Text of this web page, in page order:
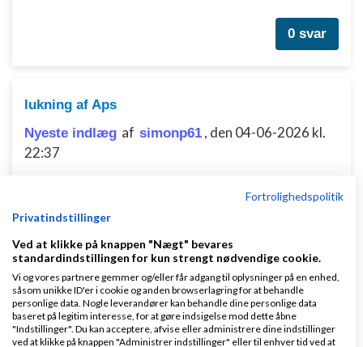
0 svar
lukning af Aps
Nyeste indlæg af simonp61 , den 04-06-2026 kl.
22:37
1 svar
Klar lønnen med Danløn
Lav løn på et øjeblik–nemt, sikkert
Fortrolighedspolitik
Privatindstillinger
Ved at klikke på knappen "Nægt" bevares
standardindstillingen for kun strengt nødvendige cookie.
Vi og vores partnere gemmer og/eller får adgang til oplysninger på en enhed,
såsom unikke ID'er i cookie og anden browserlagring for at behandle
personlige data. Nogle leverandører kan behandle dine personlige data
baseret på legitim interesse, for at gøre indsigelse mod dette åbne
"Indstillinger". Du kan acceptere, afvise eller administrere dine indstillinger
ved at klikke på knappen "Administrer indstillinger" eller til enhver tid ved at